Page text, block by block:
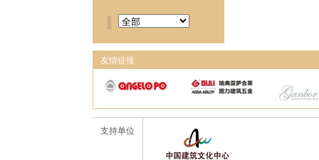
友情链接
支持单位